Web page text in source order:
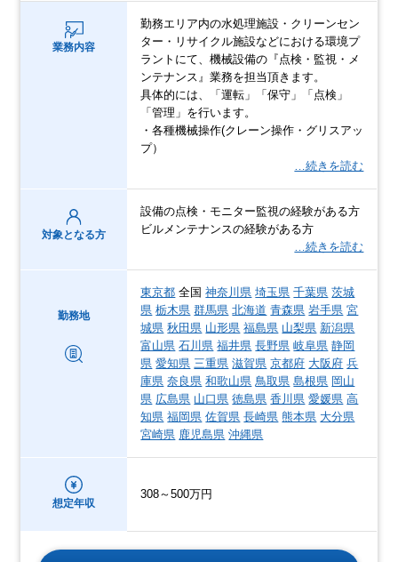
業務内容
勤務エリア内の水処理施設・クリーンセン
ター・リサイクル施設などにおける環境プ
ラントにて、機械設備の『点検・監視・メ
ンテナンス』業務を担当頂きます。
具体的には、「運転」「保守」「点検」
「管理」を行います。
・各種機械操作(クレーン操作・グリスアッ
プ）
…続きを読む
対象となる方
設備の点検・モニター監視の経験がある方
ビルメンテナンスの経験がある方
…続きを読む
勤務地
東京都 全国神奈川県 埼玉県 千葉県 茨城
県 栃木県 群馬県 北海道 青森県 岩手県 宮
城県 秋田県 山形県 福島県 山梨県 新潟県
富山県 石川県 福井県 長野県 岐阜県 静岡
県 愛知県 三重県 滋賀県 京都府 大阪府 兵
庫県 奈良県 和歌山県 鳥取県 島根県 岡山
県 広島県 山口県 徳島県 香川県 愛媛県 高
知県 福岡県 佐賀県 長崎県 熊本県 大分県
宮崎県 鹿児島県 沖縄県
想定年収
308～500万円